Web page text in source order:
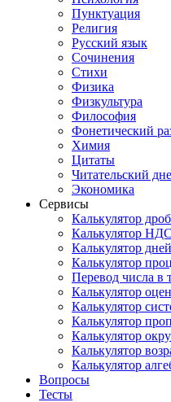
Пунктуация
Религия
Русский язык
Сочинения
Стихи
Физика
Физкультура
Философия
Фонетический
Химия
Цитаты
Читательский
Экономика
Сервисы
Калькулятор
Калькулятор НДС
Калькулятор дней
Калькулятор
Перевод числа в
Калькулятор
Калькулятор
Калькулятор
Калькулятор
Калькулятор
Калькулятор
Вопросы
Тесты